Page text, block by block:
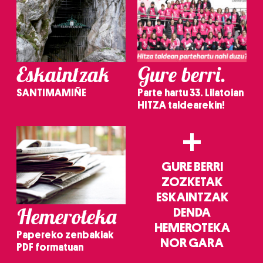
Eskaintzak
SANTIMAMIÑE
Gure berri.
Parte hartu 33. Lilatoian
HITZA taldearekin!
Hemeroteka
Papereko zenbakiak
PDF formatuan
+
GURE BERRI
ZOZKETAK
ESKAINTZAK
DENDA
HEMEROTEKA
NOR GARA